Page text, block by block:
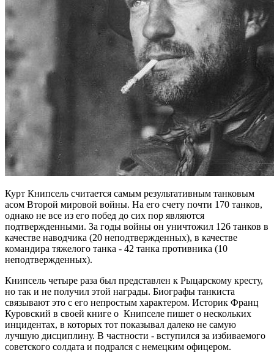
Курт Книпсель считается самым результативным танковым
асом Второй мировой войны. На его счету почти 170 танков,
однако не все из его побед до сих пор являются
подтвержденными. За годы войны он уничтожил 126 танков в
качестве наводчика (20 неподтвержденных), в качестве
командира тяжелого танка - 42 танка противника (10
неподтвержденных).
Книпсель четыре раза был представлен к Рыцарскому кресту,
но так и не получил этой награды. Биографы танкиста
связывают это с его непростым характером. Историк Франц
Куровский в своей книге о Книпселе пишет о нескольких
инцидентах, в которых тот показывал далеко не самую
лучшую дисциплину. В частности - вступился за избиваемого
советского солдата и подрался с немецким офицером.